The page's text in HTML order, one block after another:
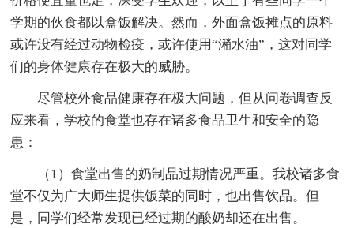
学期的伙食都以盒饭解决。然而，外面盒饭摊点的原料
或许没有经过动物检疫，或许使用“潲水油”，这对同学
们的身体健康存在极大的威胁。
尽管校外食品健康存在极大问题，但从问卷调查反
应来看，学校的食堂也存在诸多食品卫生和安全的隐
患：
（1）食堂出售的奶制品过期情况严重。我校诸多食
堂不仅为广大师生提供饭菜的同时，也出售饮品。但
是，同学们经常发现已经过期的酸奶却还在出售。